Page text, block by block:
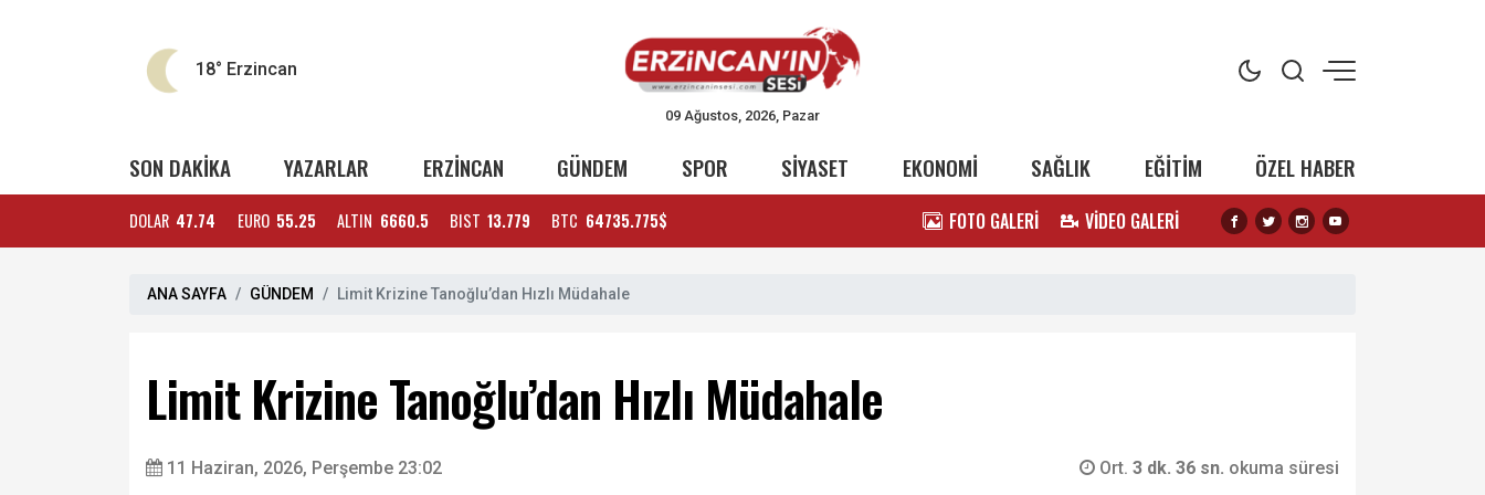
18° Erzincan
09 Ağustos, 2026, Pazar
SON DAKİKA YAZARLAR ERZİNCAN GÜNDEM SPOR SİYASET EKONOMİ SAĞLIK EĞİTİM ÖZEL HABER
DOLAR 47.74 EURO 55.25 ALTIN 6660.5 BIST 13.779 BTC 64735.775$ FOTO GALERİ VİDEO GALERİ
ANA SAYFA GÜNDEM Limit Krizine Tanoğlu’dan Hızlı Müdahale
Limit Krizine Tanoğlu’dan Hızlı Müdahale
11 Haziran, 2026, Perşembe 23:02 Ort. 3 dk. 36 sn. okuma süresi